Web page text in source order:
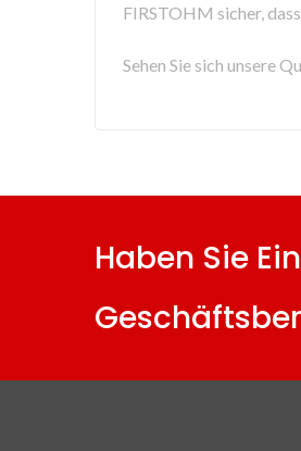
FIRSTOHM sicher,
Sehen Sie sich unsere
Haben Sie